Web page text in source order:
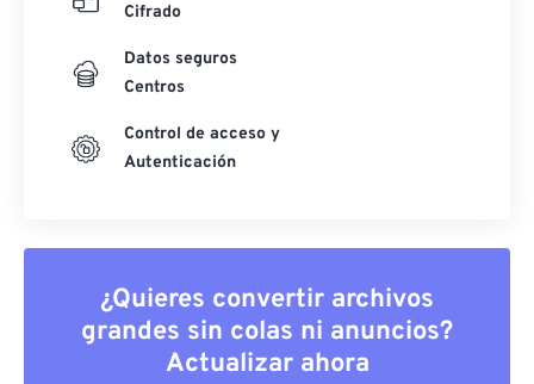
Cifrado
Datos seguros
Centros
Control de acceso y
Autenticación
¿Quieres convertir archivos
grandes sin colas ni anuncios?
Actualizar ahora